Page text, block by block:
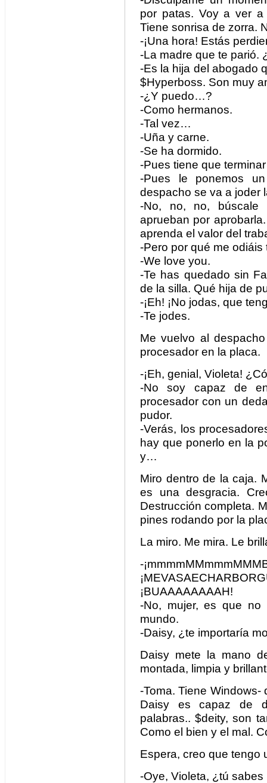
por patas. Voy a ver
Tiene sonrisa de zorra.
-¡Una hora! Estás
-La madre que te parió.
-Es la hija del abogado
$Hyperboss. Son muy
-¿Y puedo…?
-Como hermanos.
-Tal vez…
-Uña y carne.
-Se ha dormido.
-Pues tiene que
-Pues le ponemos
despacho se va a joder
-No, no, no,
aprueban por
aprenda el valor del
-Pero por qué me odiáis
-We love you.
-Te has quedado sin
de la silla. Qué hija de
-¡Eh! ¡No jodas, que
-Te jodes.
Me vuelvo al
procesador en la placa.
-¡Eh, genial, Violeta!
-No soy capaz de
procesador con un
pudor.
-Verás, los
hay que ponerlo en la
y…
Miro dentro de la caja.
es una desgracia.
Destrucción completa.
pines rodando por la
La miro. Me mira. Le
-
¡BUAAAAAAAAH!
-No, mujer, es que no
mundo.
-Daisy, ¿te importaría
Daisy mete la mano
montada, limpia y
-Toma. Tiene
Daisy es capaz de
palabras.. $deity, son
Como el bien y el mal.
Espera, creo que tengo
-Oye, Violeta, ¿tú